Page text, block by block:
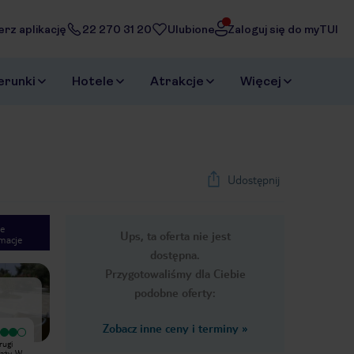
aplikację 22 270 31 20 Ulubione Zaloguj się do myTUI
Hotele Atrakcje Więcej
Udostępnij
Ups, ta oferta nie jest
dostępna.
Przygotowaliśmy dla Ciebie
podobne oferty:
Zobacz inne ceny i terminy »
Next slide
1/13
Bardzo dobry